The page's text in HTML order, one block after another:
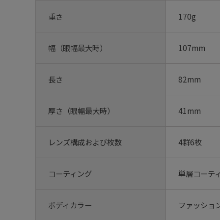
重さ 170g
幅（眼幅最大時） 107mm
長さ 82mm
厚さ（眼幅最大時） 41mm
レンズ構成および枚数 4群6枚
コーティング 単層コーテ
ボディカラー ファッショ